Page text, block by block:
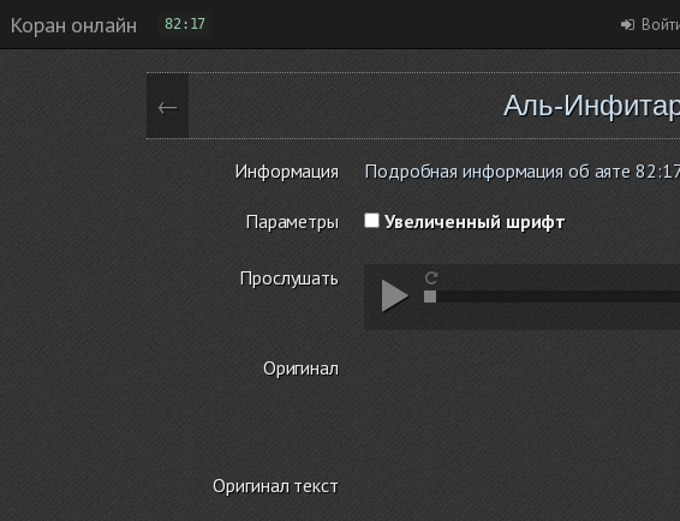
Коран онлайн 82:17
← Аль-
Информация Подробная информация об аяте
Параметры Увеличенный шрифт
Прослушать
Оригинал
Оригинал текст